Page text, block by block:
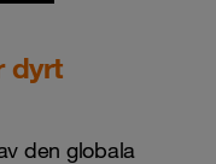
dyrt
den globala